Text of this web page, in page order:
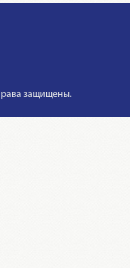
защищены.